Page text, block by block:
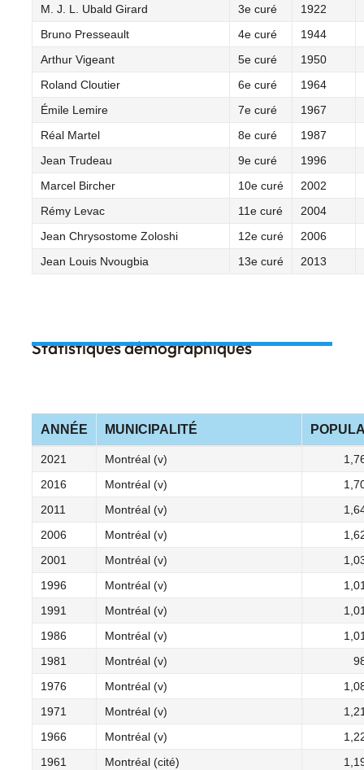
M. J. L. Ubald Girard
3e curé
1922
Bruno Presseault
4e curé
1944
Arthur Vigeant
5e curé
1950
Roland Cloutier
6e curé
1964
Émile Lemire
7e curé
1967
Réal Martel
8e curé
1987
Jean Trudeau
9e curé
1996
Marcel Bircher
10e curé
2002
Rémy Levac
11e curé
2004
Jean Chrysostome Zoloshi
12e curé
2006
Jean Louis Nvougbia
13e curé 2013
Statistiques démographiques
ANNÉE MUNICIPALITÉ
2021 Montréal (v)
2016
Montréal (v)
2011
Montréal (v)
2006
Montréal (v)
2001
Montréal (v)
1996
Montréal (v)
1991
Montréal (v)
1986
Montréal (v)
1981
Montréal (v)
1976
Montréal (v)
1971
Montréal (v)
1966
Montréal (v)
1961
Montréal (cité)